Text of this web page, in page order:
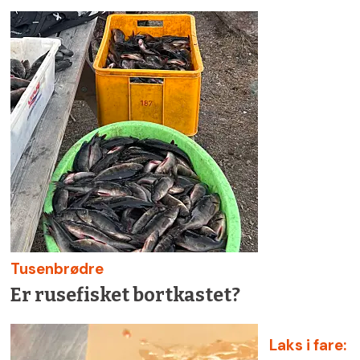
Tusenbrødre
Er rusefisket bortkastet?
Laks i fare: